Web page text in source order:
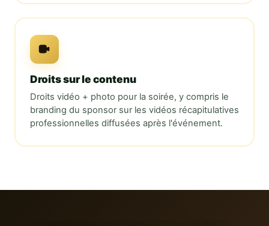
Droits sur le contenu
Droits vidéo + photo pour la soirée, y compris le
branding du sponsor sur les vidéos récapitulatives
professionnelles diffusées après l'événement.